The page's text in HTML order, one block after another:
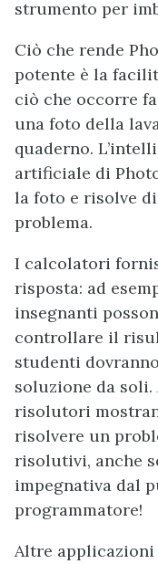
strumento per
Ciò che rende
potente è la
ciò che occorre
una foto della
quaderno.
artificiale di
la foto e risolve
problema.
I calcolatori
risposta: ad
insegnanti
controllare il
studenti
soluzione da
risolutori
risolvere un
risolutivi, anche
impegnativa dal
programmatore!
Altre